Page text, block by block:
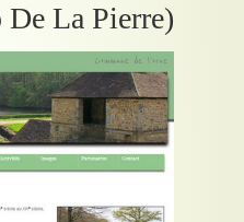
De La Pierre)